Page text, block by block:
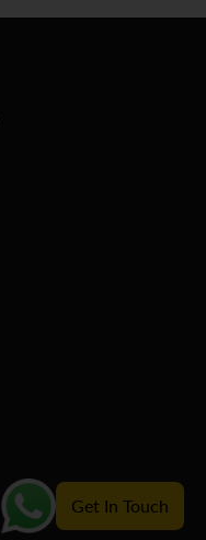
Get In Touch